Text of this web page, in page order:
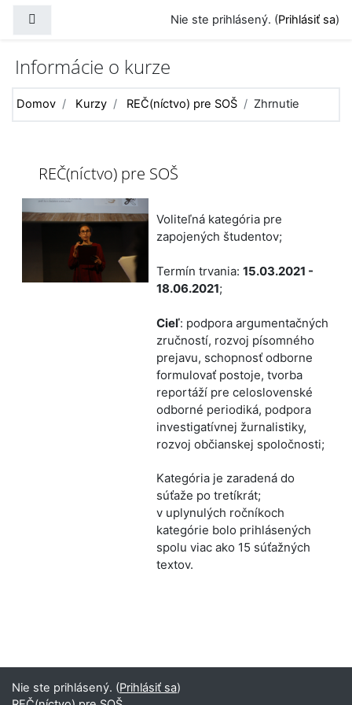
Nie ste prihlásený. (Prihlásiť sa)
Informácie o kurze
Domov Kurzy REČ(níctvo) pre SOŠ Zhrnutie
REČ(níctvo) pre SOŠ
Voliteľná kategória pre
zapojených študentov;
Termín trvania: 15.03.2021 -
18.06.2021;
Cieľ: podpora argumentačných
zručností, rozvoj písomného
prejavu, schopnosť odborne
formulovať postoje, tvorba
reportáží pre celoslovenské
odborné periodiká, podpora
investigatívnej žurnalistiky,
rozvoj občianskej spoločnosti;
Kategória je zaradená do
súťaže po tretíkrát;
v uplynulých ročníkoch
kategórie bolo prihlásených
spolu viac ako 15 súťažných
textov.
Nie ste prihlásený. (Prihlásiť sa)